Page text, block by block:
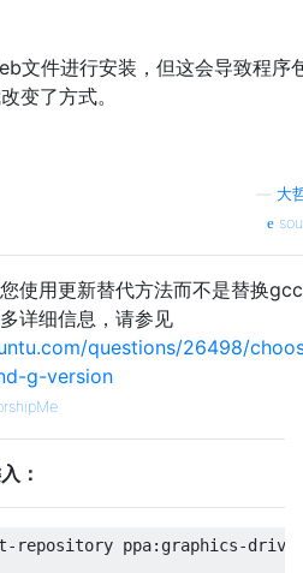
文件进行安装，但这会导致程序
变了方式。
大
使用更新替代方法而不是替换
详细信息，请参见
questions/26498/
g-version
：
repository ppa:graphics-